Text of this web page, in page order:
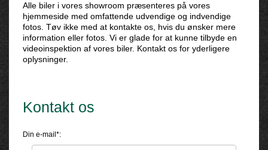
Alle biler i vores showroom præsenteres på vores
hjemmeside med omfattende udvendige og indvendige
fotos. Tøv ikke med at kontakte os, hvis du ønsker mere
information eller fotos. Vi er glade for at kunne tilbyde en
videoinspektion af vores biler. Kontakt os for yderligere
oplysninger.
Kontakt os
Din e-mail*: